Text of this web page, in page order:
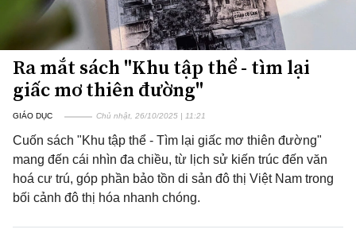
Ra mắt sách "Khu tập thể - tìm lại
giấc mơ thiên đường"
GIÁO DỤC Chủ nhật, 26/10/2025 | 11:21
Cuốn sách "Khu tập thể - Tìm lại giấc mơ thiên đường"
mang đến cái nhìn đa chiều, từ lịch sử kiến trúc đến văn
hoá cư trú, góp phần bảo tồn di sản đô thị Việt Nam trong
bối cảnh đô thị hóa nhanh chóng.